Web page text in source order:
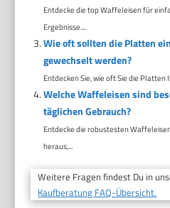
Entdecke die top Waffeleisen für
Ergebnisse....
Wie oft sollten die Platten
gewechselt werden?
Entdecken Sie, wie oft Sie die
Welche Waffeleisen sind
täglichen Gebrauch?
Entdecke die robustesten
heraus,...
Weitere Fragen findest Du in
Kaufberatung FAQ-Übersicht.